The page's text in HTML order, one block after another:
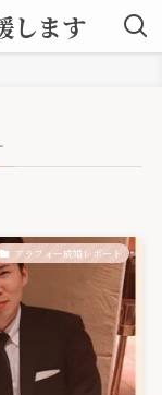
します
アラフォー成婚レポート